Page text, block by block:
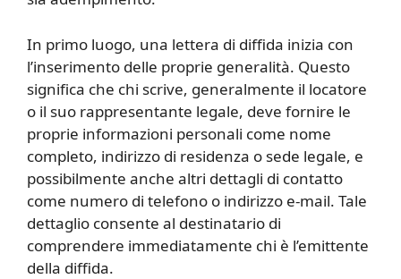
In primo luogo, una lettera di diffida inizia con
l’inserimento delle proprie generalità. Questo
significa che chi scrive, generalmente il locatore
o il suo rappresentante legale, deve fornire le
proprie informazioni personali come nome
completo, indirizzo di residenza o sede legale, e
possibilmente anche altri dettagli di contatto
come numero di telefono o indirizzo e-mail. Tale
dettaglio consente al destinatario di
comprendere immediatamente chi è l’emittente
della diffida.